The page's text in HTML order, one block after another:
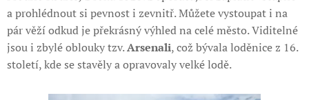
a prohlédnout si pevnost i zevnitř. Můžete vystoupat i na
pár věží odkud je překrásný výhled na celé město. Viditelné
jsou i zbylé oblouky tzv.Arsenali, což bývala loděnice z 16.
století, kde se stavěly a opravovaly velké lodě.